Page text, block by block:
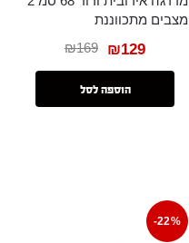
מצבים מתכווננת
₪169 ₪129
הוספה לסל
-22%